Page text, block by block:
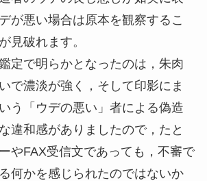
が悪い場合は原本を観察するこ
見破れます。
定で明らかとなったのは，朱肉
で濃淡が強く，そして印影にま
う「ウデの悪い」者による偽造
違和感がありましたので，たと
やFAX受信文であっても，不審で
何かを感じられたのではないか